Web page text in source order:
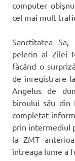
computer
cel mai mult
Sanctitatea
pelerin al Zilei
făcând o
de înregistrare
Angelus de
biroului său din
completat
prin intermediul
la ZMT
întreaga lume a